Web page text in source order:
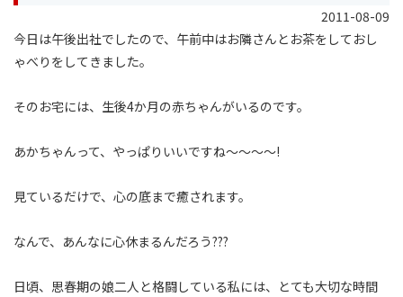
2011-08-09
今日は午後出社でしたので、午前中はお隣さんとお茶をしておし
ゃべりをしてきました。
そのお宅には、生後4か月の赤ちゃんがいるのです。
あかちゃんって、やっぱりいいですね〜〜〜〜!
見ているだけで、心の底まで癒されます。
なんで、あんなに心休まるんだろう???
日頃、思春期の娘二人と格闘している私には、とても大切な時間